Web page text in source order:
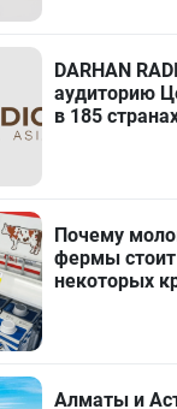
DARHAN
аудиторию
в 185
Почему
фермы
некоторых
Алматы и